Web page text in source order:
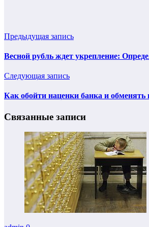
Предыдущая запись
Весной рубль ждет укрепление:
Следующая запись
Как обойти наценки банка и
Связанные записи